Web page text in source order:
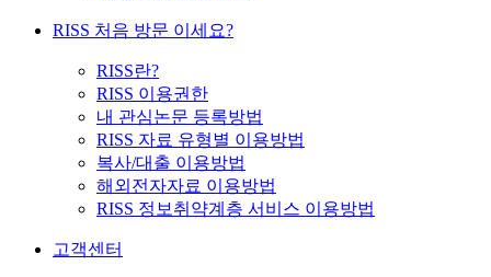
RISS 처음 방문 이세요?
RISS란?
RISS 이용권한
내 관심논문 등록방법
RISS 자료 유형별 이용방법
복사/대출 이용방법
해외전자자료 이용방법
RISS 정보취약계층 서비스 이용방법
고객센터